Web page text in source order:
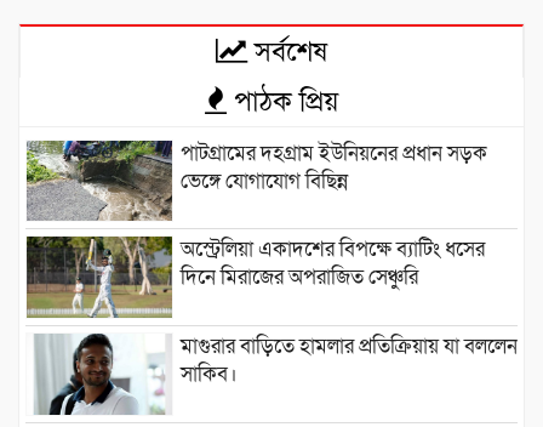
সর্বশেষ
পাঠক প্রিয়
পাটগ্রামের দহগ্রাম ইউনিয়নের প্রধান সড়ক
ভেঙ্গে যোগাযোগ বিছিন্ন
অস্ট্রেলিয়া একাদশের বিপক্ষে ব্যাটিং ধসের
দিনে মিরাজের অপরাজিত সেঞ্চুরি
মাগুরার বাড়িতে হামলার প্রতিক্রিয়ায় যা বললেন
সাকিব।